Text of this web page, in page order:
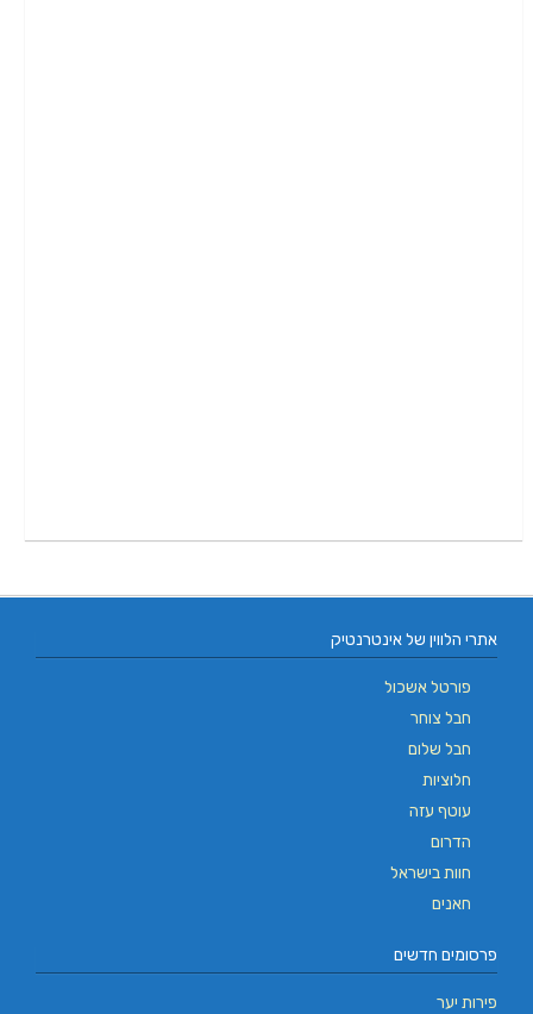
אתרי הלווין של אינטרנטיק
פורטל אשכול
חבל צוחר
חבל שלום
חלוציות
עוטף עזה
הדרום
חוות בישראל
חאנים
פרסומים חדשים
פירות יער